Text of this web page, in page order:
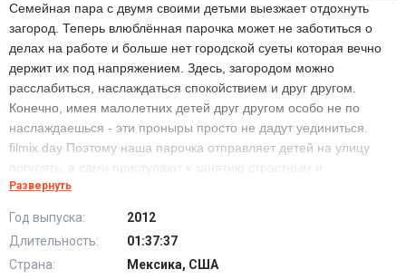
Семейная пара с двумя своими детьми выезжает отдохнуть
загород. Теперь влюблённая парочка может не заботиться о
делах на работе и больше нет городской суеты которая вечно
держит их под напряжением. Здесь, загородом можно
расслабиться, наслаждаться спокойствием и друг другом.
Конечно, имея малолетних детей друг другом особо не по
наслаждаешься - эти проныры просто не дадут уединиться.
filmix.day Поэтому наша парочка отправляет детей на улицу
погулять, а сами приступают к занятию страстным и
безудержным сексом. Стоит сказать, что парочка несколько
одной стороны, в этом нет ничего плохого, смена обстановки,
свежий воздух и беззаботность способствуют длительному
спариванию, однако есть один нюанс: дети уже давно должны
Развернуть
Год выпуска:
2012
Длительность:
01:37:37
Страна:
Мексика, США